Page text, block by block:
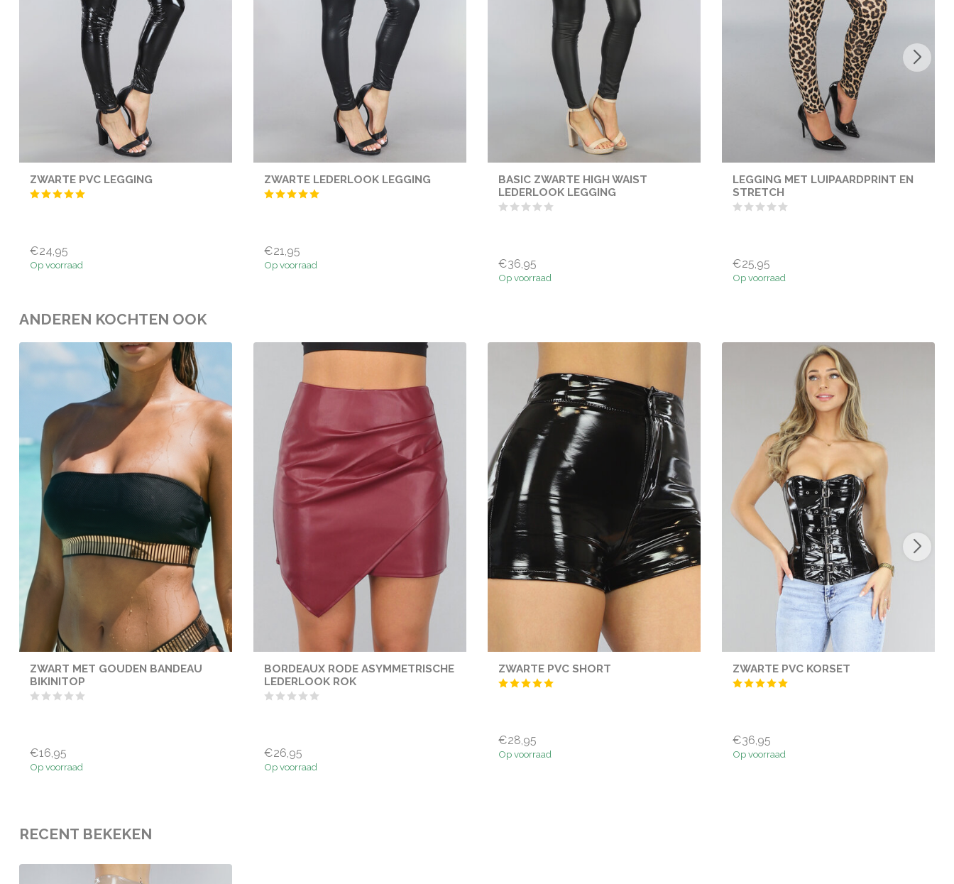
ZWARTE PVC LEGGING
€24,95
Op voorraad
ZWARTE LEDERLOOK LEGGING
€21,95
Op voorraad
BASIC ZWARTE HIGH WAIST
LEDERLOOK LEGGING
€36,95
Op voorraad
LEGGING MET LUIPAARDPRINT EN
STRETCH
€25,95
Op voorraad
ANDEREN KOCHTEN OOK
ZWART MET GOUDEN BANDEAU
BIKINITOP
€16,95
Op voorraad
BORDEAUX RODE ASYMMETRISCHE
LEDERLOOK ROK
€26,95
Op voorraad
ZWARTE PVC SHORT
€28,95
Op voorraad
ZWARTE PVC KORSET
€36,95
Op voorraad
RECENT BEKEKEN